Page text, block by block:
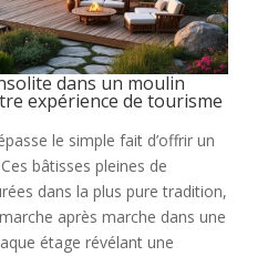
dans un moulin
expérience de tourisme
le simple fait d’offrir un
bâtisses pleines de
dans la plus pure tradition,
après marche dans une
étage révélant une